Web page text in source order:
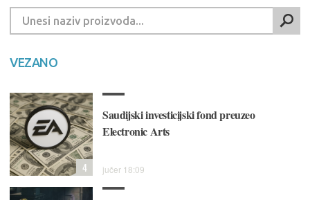
VEZANO
Saudijski investicijski fond preuzeo
Electronic Arts
jučer 18:09
4